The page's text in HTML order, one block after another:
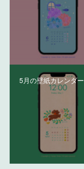
5月の壁紙カレンダー